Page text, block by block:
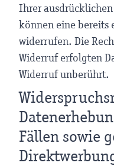
Ihrer
können eine
widerrufen. Die
Widerruf erfolgten
Widerruf unberührt.
Fällen sowie